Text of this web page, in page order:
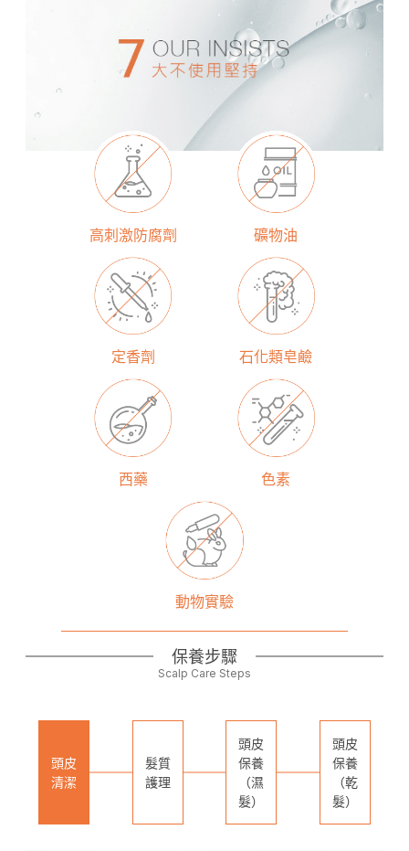
高刺激防腐劑 礦物油
定香劑 石化類皂鹼
西藥 色素
動物實驗
保養步驟
Scalp Care Steps
頭皮
清潔
髮質
護理
頭皮
保養
（濕
髮）
頭皮
保養
（乾
髮）